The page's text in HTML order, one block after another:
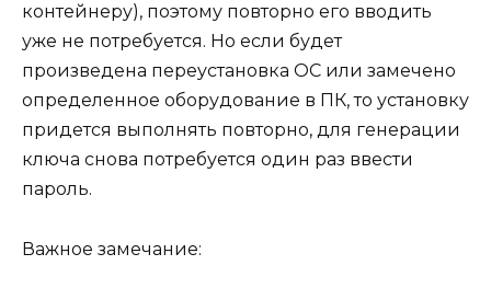
контейнеру), поэтому повторно его вводить
уже не потребуется. Но если будет
произведена переустановка ОС или замечено
определенное оборудование в ПК, то установку
придется выполнять повторно, для генерации
ключа снова потребуется один раз ввести
пароль.
Важное замечание: